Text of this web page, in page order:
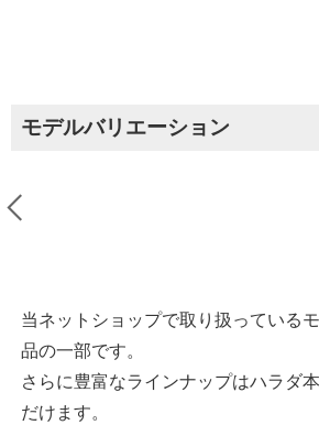
モデルバリエーション
当ネットショップで取り扱っている
品の一部です。
さらに豊富なラインナップはハラダ
だけます。